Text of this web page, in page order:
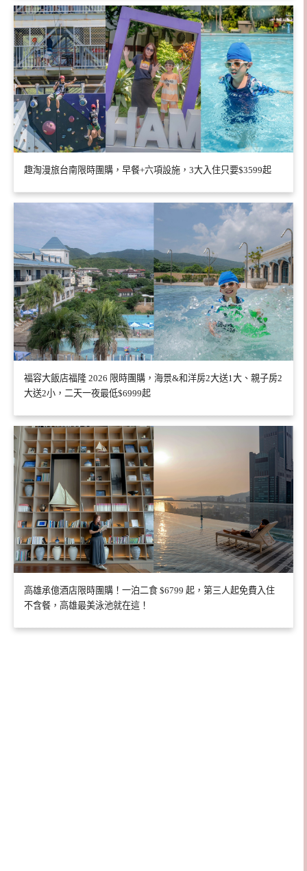
趣淘漫旅台南限時團購，早餐+六項設施，3大入住只要$3599起
福容大飯店福隆 2026 限時團購，海景&和洋房2大送1大、親子房2
大送2小，二天一夜最低$6999起
高雄承億酒店限時團購！一泊二食 $6799 起，第三人起免費入住
不含餐，高雄最美泳池就在這！